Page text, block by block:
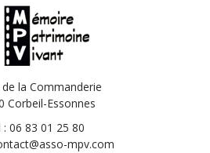
la Commanderie
Corbeil-Essonnes
: 06 83 01 25 80
mpv.com